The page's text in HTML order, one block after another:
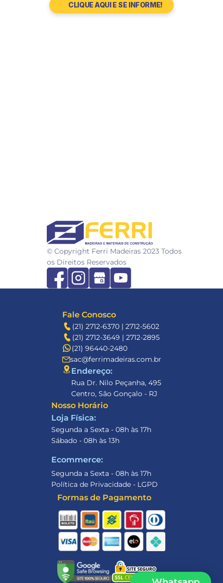
CLIQUE AQUI E SE INFORME!
FERRI
© Copyright Ferri Madeiras 2023 Todos
os Direitos Reservados
Fale Conosco
(21) 2712-6370 | 2712-5602
(21) 2712-3649 | 2712-2895
(21) 96440-2480
sac@ferrimadeiras.com.br
Endereço:
Rua Dr. Nilo Peçanha, 495
Centro, São Gonçalo - RJ
Nosso Horário
Loja Física:
Segunda a Sexta - 08h às 17h
Sábado - 08h às 13h
Ecommerce:
Segunda a Sexta - 08h às 17h
Política de Privacidade - LGPD
Formas de Pagamento
Olá 👋, em que podemos
auxiliá-lo? Estamos prontos!